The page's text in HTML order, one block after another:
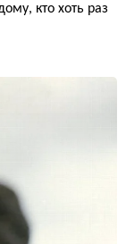
кто хоть раз